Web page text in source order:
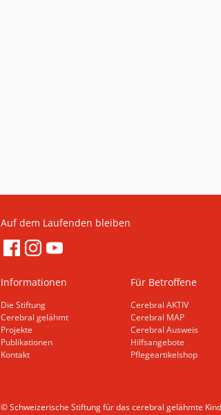
Auf dem Laufenden bleiben
Informationen
Die Stiftung
Cerebral gelähmt
Projekte
Publikationen
Kontakt
Für Betroffene
Cerebral AKTIV
Cerebral MAP
Cerebral Ausweis
Hilfsangebote
Pflegeartikelshop
© Schweizerische Stiftung für das cerebral gelähmte Kind